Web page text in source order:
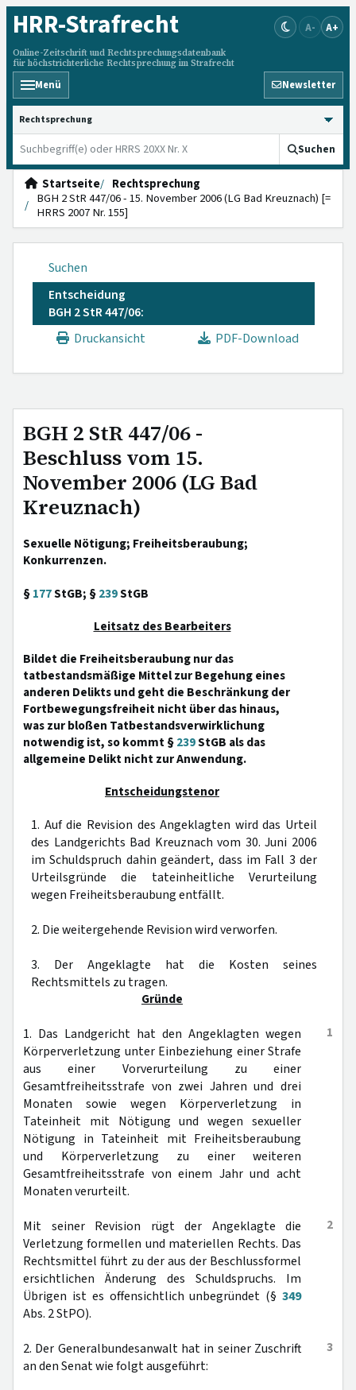
HRR-Strafrecht
Online-Zeitschrift und Rechtsprechungsdatenbank
für höchstrichterliche Rechtsprechung im Strafrecht
A- A+
Menü Newsletter
HRRS durchsuchen
Suchen
Startseite
Rechtsprechung
BGH 2 StR 447/06 - 15. November 2006 (LG Bad Kreuznach) [=
HRRS 2007 Nr. 155]
Suchen
Entscheidung
BGH 2 StR 447/06:
Druckansicht
PDF-Download
BGH 2 StR 447/06 -
Beschluss vom 15.
November 2006 (LG Bad
Kreuznach)
Sexuelle Nötigung; Freiheitsberaubung;
Konkurrenzen.
§177StGB; §239StGB
Leitsatz des Bearbeiters
Bildet die Freiheitsberaubung nur das
tatbestandsmäßige Mittel zur Begehung eines
anderen Delikts und geht die Beschränkung der
Fortbewegungsfreiheit nicht über das hinaus,
was zur bloßen Tatbestandsverwirklichung
notwendig ist, so kommt §239StGB als das
allgemeine Delikt nicht zur Anwendung.
Entscheidungstenor
1. Auf die Revision des Angeklagten wird das Urteil
des Landgerichts Bad Kreuznach vom 30. Juni 2006
im Schuldspruch dahin geändert, dass im Fall 3 der
Urteilsgründe die tateinheitliche Verurteilung
wegen Freiheitsberaubung entfällt.
2. Die weitergehende Revision wird verworfen.
3. Der Angeklagte hat die Kosten seines
Rechtsmittels zu tragen.
Gründe
1
1. Das Landgericht hat den Angeklagten wegen
Körperverletzung unter Einbeziehung einer Strafe
aus einer Vorverurteilung zu einer
Gesamtfreiheitsstrafe von zwei Jahren und drei
Monaten sowie wegen Körperverletzung in
Tateinheit mit Nötigung und wegen sexueller
Nötigung in Tateinheit mit Freiheitsberaubung
und Körperverletzung zu einer weiteren
Gesamtfreiheitsstrafe von einem Jahr und acht
Monaten verurteilt.
2
Mit seiner Revision rügt der Angeklagte die
Verletzung formellen und materiellen Rechts. Das
Rechtsmittel führt zu der aus der Beschlussformel
ersichtlichen Änderung des Schuldspruchs. Im
Übrigen ist es offensichtlich unbegründet (§ 349
Abs. 2 StPO).
3
2. Der Generalbundesanwalt hat in seiner Zuschrift
an den Senat wie folgt ausgeführt: